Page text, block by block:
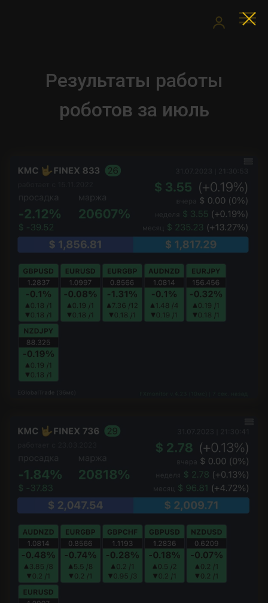
Результаты работы
роботов за июль